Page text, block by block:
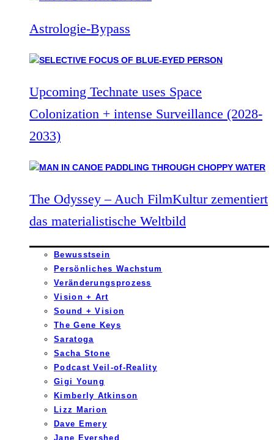
Astrologie-Bypass
Upcoming Technate uses Space
Colonization + intense Surveillance (2028-
2033)
The Odyssey – Auch FilmKultur zementiert
das materialistische Weltbild
Bewusstsein
Persönliches Wachstum
Veränderungsprozess
Vision + Art
Sound + Vision
The Gene Keys
Saratoga
Sacha Stone
Podcast Veil-of-Reality
Gigi Young
Kimberly Atkinson
Lizz Marion
Dave Emery
Jane Evershed